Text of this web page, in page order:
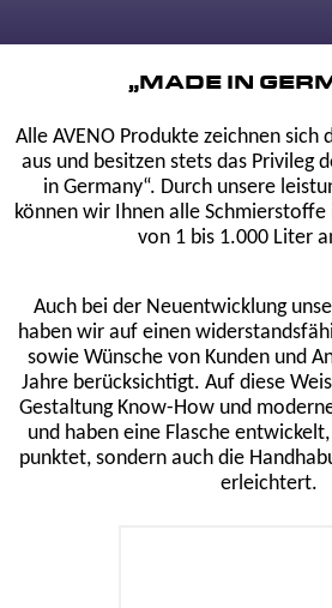
„MADE IN
Alle AVENO Produkte zeichnen
aus und besitzen stets das Privileg
in Germany“. Durch unsere
können wir Ihnen alle
von 1 bis 1.000 Liter
Auch bei der Neuentwicklung
haben wir auf einen
sowie Wünsche von Kunden und
Jahre berücksichtigt. Auf diese
Gestaltung Know-How und
und haben eine Flasche
punktet, sondern auch die
erleichtert.